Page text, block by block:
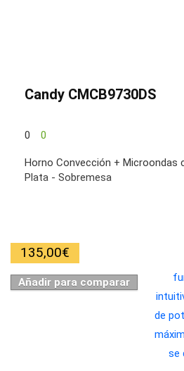
Candy CMCB9730DS
0 0
Horno Convección + Microondas
Plata - Sobremesa
135,00€
Añadir para comparar